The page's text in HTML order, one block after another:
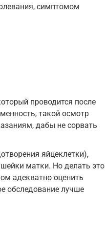
симптомом
проводится после
такой осмотр
дабы не сорвать
яйцеклетки),
матки. Но делать это
адекватно оценить
обследование лучше